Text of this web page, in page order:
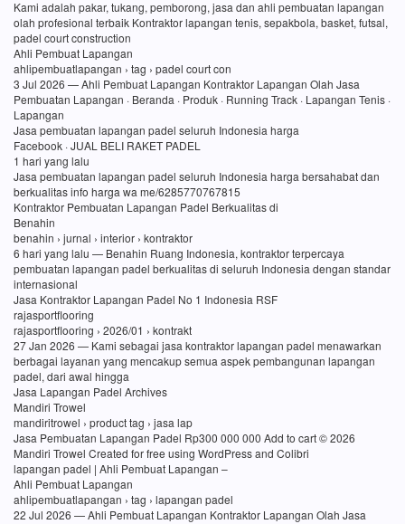
Kami adalah pakar, tukang, pemborong, jasa dan ahli pembuatan lapangan
olah profesional terbaik Kontraktor lapangan tenis, sepakbola, basket, futsal,
padel court construction
Ahli Pembuat Lapangan
ahlipembuatlapangan › tag › padel court con
3 Jul 2026 — Ahli Pembuat Lapangan Kontraktor Lapangan Olah Jasa
Pembuatan Lapangan · Beranda · Produk · Running Track · Lapangan Tenis ·
Lapangan
Jasa pembuatan lapangan padel seluruh Indonesia harga
Facebook · JUAL BELI RAKET PADEL
1 hari yang lalu
Jasa pembuatan lapangan padel seluruh Indonesia harga bersahabat dan
berkualitas info harga wa me/6285770767815
Kontraktor Pembuatan Lapangan Padel Berkualitas di
Benahin
benahin › jurnal › interior › kontraktor
6 hari yang lalu — Benahin Ruang Indonesia, kontraktor terpercaya
pembuatan lapangan padel berkualitas di seluruh Indonesia dengan standar
internasional
Jasa Kontraktor Lapangan Padel No 1 Indonesia RSF
rajasportflooring
rajasportflooring › 2026/01 › kontrakt
27 Jan 2026 — Kami sebagai jasa kontraktor lapangan padel menawarkan
berbagai layanan yang mencakup semua aspek pembangunan lapangan
padel, dari awal hingga
Jasa Lapangan Padel Archives
Mandiri Trowel
mandiritrowel › product tag › jasa lap
Jasa Pembuatan Lapangan Padel Rp300 000 000 Add to cart © 2026
Mandiri Trowel Created for free using WordPress and Colibri
lapangan padel | Ahli Pembuat Lapangan –
Ahli Pembuat Lapangan
ahlipembuatlapangan › tag › lapangan padel
22 Jul 2026 — Ahli Pembuat Lapangan Kontraktor Lapangan Olah Jasa